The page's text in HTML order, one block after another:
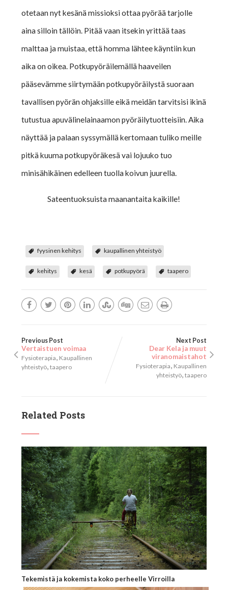
otetaan nyt kesänä missioksi ottaa pyörää tarjolle
aina silloin tällöin. Pitää vaan itsekin yrittää taas
malttaa ja muistaa, että homma lähtee käyntiin kun
aika on oikea. Potkupyöräilemällä haaveilen
pääsevämme siirtymään potkupyöräilystä suoraan
tavallisen pyörän ohjaksille eikä meidän tarvitsisi ikinä
tutustua apuvälinelainaamon pyöräilytuotteisiin. Aika
näyttää ja palaan syssymällä kertomaan tuliko meille
pitkä kuuma potkupyöräkesä vai lojuuko tuo
minisähikäinen edelleen tuolla koivun juurella.
Sateentuoksuista maanantaita kaikille!
fyysinen kehitys kaupallinen yhteistyö
kehitys kesä potkupyörä taapero
Previous Post
Vertaistuen voimaa
Fysioterapia, Kaupallinen
yhteistyö,taapero
Next Post
Dear Kela ja muut
viranomaistahot
Fysioterapia, Kaupallinen
yhteistyö, taapero
Related Posts
Tekemistä ja kokemista koko perheelle Virroilla